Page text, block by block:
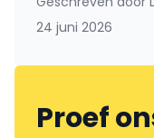
24 juni 2026
Proef